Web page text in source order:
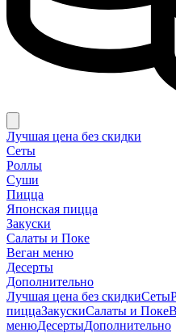
Лучшая цена без скидки
Сеты
Роллы
Суши
Пицца
Японская пицца
Закуски
Салаты и Поке
Веган меню
Десерты
Дополнительно
Лучшая цена без скидкиСеты
пиццаЗакускиСалаты и Поке
менюДесертыДополнительно